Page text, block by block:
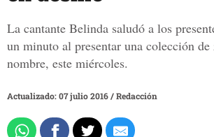
La cantante Belinda saludó a los
un minuto al presentar una colección de
nombre, este miércoles.
Actualizado: 07 julio 2016/Redacción